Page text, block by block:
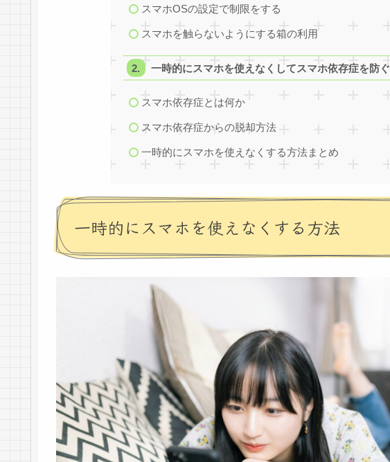
スマホOSの設定で制限をする
スマホを触らないようにする箱の利用
一時的にスマホを使えなくしてスマホ依存症を防ぐ
スマホ依存症とは何か
スマホ依存症からの脱却方法
一時的にスマホを使えなくする方法まとめ
一時的にスマホを使えなくする方法